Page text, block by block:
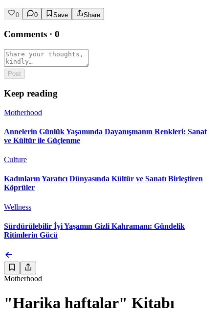
0 0 Save Share
Comments · 0
Post
Keep reading
Motherhood
Annelerin Günlük Yaşamında Dayanışmanın Renkleri: Sanat
ve Kültür ile Güçlenme
Culture
Kadınların Yaratıcı Dünyasında Kültür ve Sanatı Birleştiren
Köprüler
Wellness
Sürdürülebilir İyi Yaşamın Gizli Kahramanı: Gündelik
Ritimlerin Gücü
Motherhood
"Harika haftalar" Kitabı